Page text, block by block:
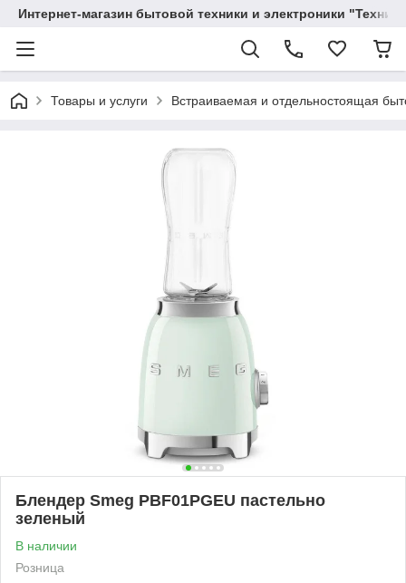
Интернет-магазин бытовой техники и электроники
Товары и услуги Вcтраиваемая и отдельностоящая
Блендер Smeg PBF01PGEU пастельно
зеленый
В наличии
Розница